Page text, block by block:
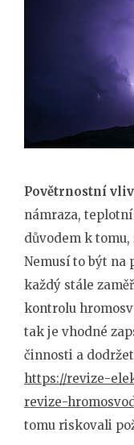
Povětrnostní
námraza,
důvodem k tomu,
Nemusí to být na
každý stále
kontrolu
tak je vhodné
činnosti a
https://revize-
revize-
tomu riskovali